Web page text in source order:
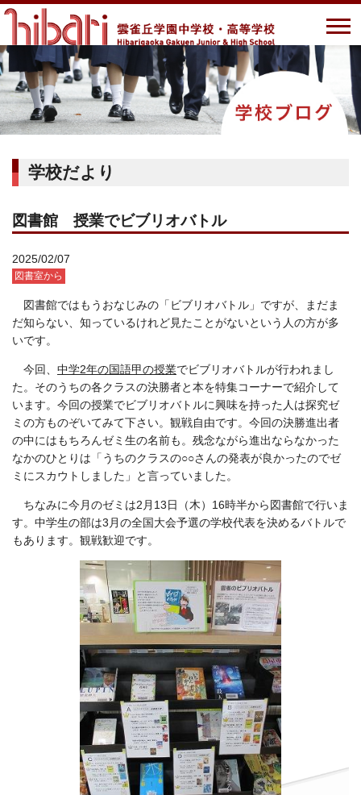
学校だより
図書館 授業でビブリオバトル
2025/02/07
図書室から
図書館ではもうおなじみの「ビブリオバトル」ですが、まだま
だ知らない、知っているけれど見たことがないという人の方が多
いです。
今回、 中学2年の国語甲の授業でビブリオバトルが行われまし
た。そのうちの各クラスの決勝者と本を特集コーナーで紹介して
います。今回の授業でビブリオバトルに興味を持った人は探究ゼ
ミの方ものぞいてみて下さい。観戦自由です。今回の決勝進出者
の中にはもちろんゼミ生の名前も。残念ながら進出ならなかった
なかのひとりは「うちのクラスの○○さんの発表が良かったのでゼ
ミにスカウトしました」と言っていました。
ちなみに今月のゼミは2月13日（木）16時半から図書館で行いま
す。中学生の部は3月の全国大会予選の学校代表を決めるバトルで
もあります。観戦歓迎です。